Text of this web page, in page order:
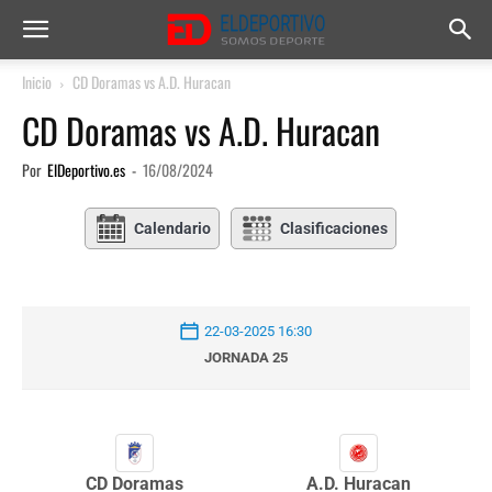
Inicio CD Doramas vs A.D. Huracan
CD Doramas vs A.D. Huracan
Por ElDeportivo.es - 16/08/2024
Calendario Clasificaciones
22-03-2025 16:30
JORNADA 25
CD Doramas A.D. Huracan